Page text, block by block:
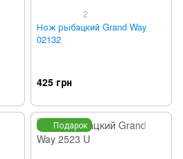
2
Нож рыбацкий Grand Way
02132
425 грн
Подарок